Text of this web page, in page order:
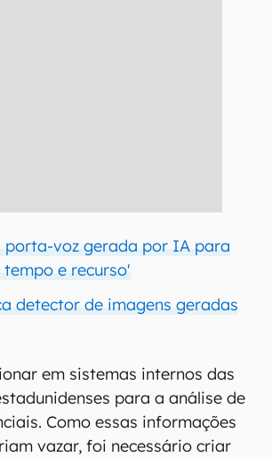
porta-voz gerada por IA para
e recurso'
detector de imagens geradas
em sistemas internos das
para a análise de
Como essas informações
vazar, foi necessário criar